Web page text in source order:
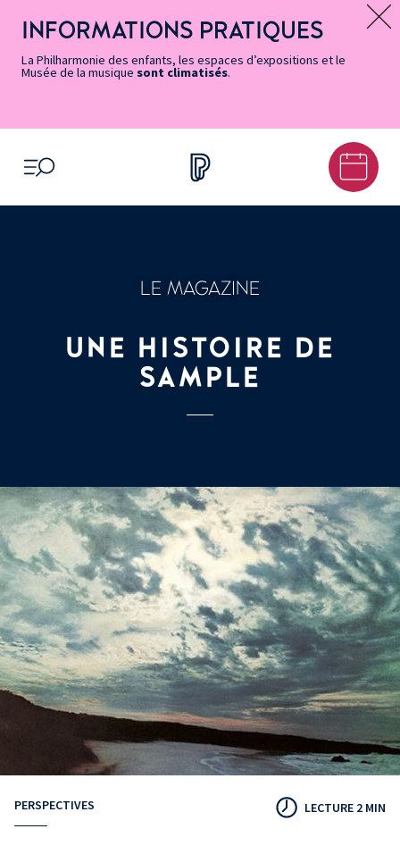
page
Accessibilité
accès
rapides
principal
contenu
principal
page
Message d’information
INFORMATIONS PRATIQUES
La Philharmonie des enfants, les espaces d’expositions et le
Musée de la musique sont climatisés.
OUVRIR LE MENU
LE MAGAZINE
UNE HISTOIRE DE
SAMPLE
PERSPECTIVES LECTURE 2 MIN